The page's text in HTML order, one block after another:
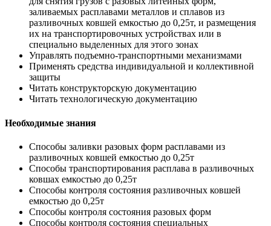
заливаемых расплавами металлов и сплавов из
разливочных ковшей емкостью до 0,25т, и размещения
их на транспортировочных устройствах или в
специально выделенных для этого зонах
Управлять подъемно-транспортными механизмами
Применять средства индивидуальной и коллективной
защиты
Читать конструкторскую документацию
Читать технологическую документацию
Необходимые знания
Способы заливки разовых форм расплавами из
разливочных ковшей емкостью до 0,25т
Способы транспортирования расплава в разливочных
ковшах емкостью до 0,25т
Способы контроля состояния разливочных ковшей
емкостью до 0,25т
Способы контроля состояния разовых форм
Способы контроля состояния специальных